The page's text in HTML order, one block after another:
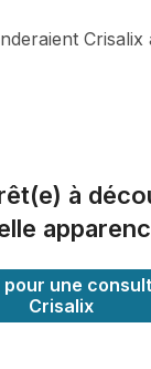
Crisalix
à
pour une
Crisalix